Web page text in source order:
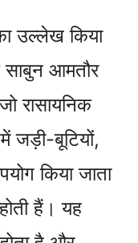
उल्लेख किया
आमतौर
रासायनिक
बूटियों,
किया जाता
हैं। यह